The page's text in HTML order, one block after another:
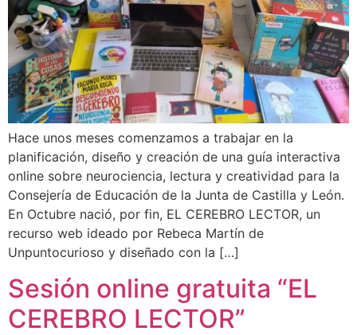
Hace unos meses comenzamos a trabajar en la
planificación, diseño y creación de una guía interactiva
online sobre neurociencia, lectura y creatividad para la
Consejería de Educación de la Junta de Castilla y León.
En Octubre nació, por fin, EL CEREBRO LECTOR, un
recurso web ideado por Rebeca Martín de
Unpuntocurioso y diseñado con la […]
Sesión online gratuita “EL
CEREBRO LECTOR”